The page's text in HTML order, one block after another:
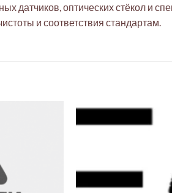
датчиков, оптических стёкол и
и соответствия стандартам.